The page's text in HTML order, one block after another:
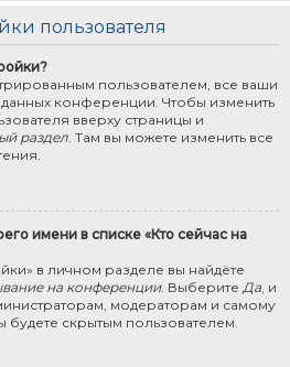
пользователя
пользователем, все ваши
данных конференции. Чтобы изменить
вверху страницы и
раздел. Там вы можете изменить все
имени в списке «Кто сейчас на
в личном разделе вы найдёте
на конференции. Выберите Да, и
модераторам и самому
будете скрытым пользователем.